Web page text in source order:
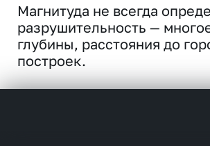
Магнитуда не всегда
разрушительность —
глубины, расстояния до
построек.